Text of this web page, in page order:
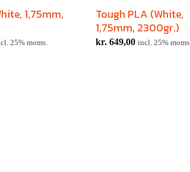
1,75mm,
25% moms.
Tough PLA (White,
1,75mm, 2300gr.)
kr.649,00 incl. 25% moms.